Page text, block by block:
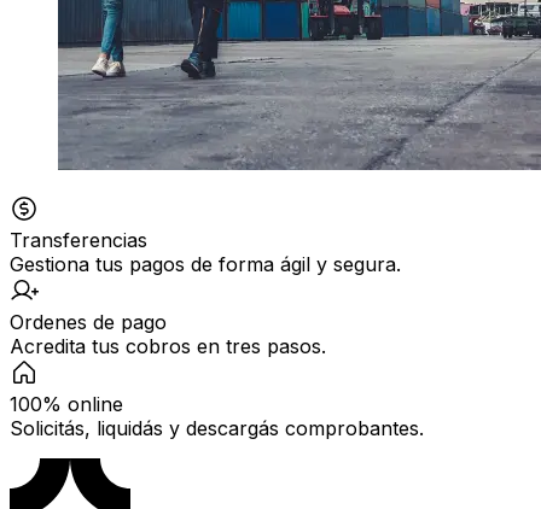
Transferencias
Gestiona tus pagos de forma ágil y segura.
Ordenes de pago
Acredita tus cobros en tres pasos.
100% online
Solicitás, liquidás y descargás comprobantes.